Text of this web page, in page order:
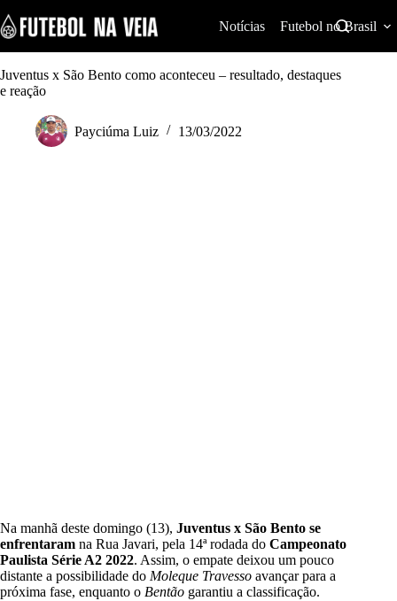
k
i
p
t
o
Notícias Futebol no Brasil
Juventus x São Bento como aconteceu – resultado, destaques
e reação
Payciúma Luiz 13/03/2022
Na manhã deste domingo (13), Juventus x São Bento se
enfrentaram na Rua Javari, pela 14ª rodada do Campeonato
Paulista Série A2 2022. Assim, o empate deixou um pouco
distante a possibilidade do Moleque Travesso avançar para a
próxima fase, enquanto o Bentão garantiu a classificação.